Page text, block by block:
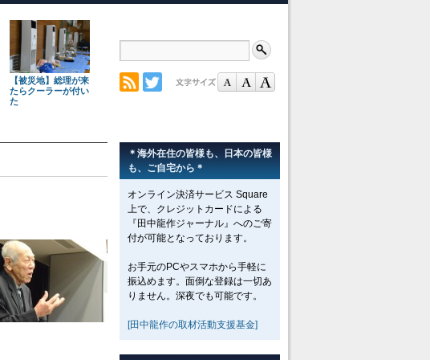
【被災地】総理が来
たらクーラーが付い
た
＊海外在住の皆様も、日本の皆様
も、ご自宅から＊
オンライン決済サービス Square
上で、クレジットカードによる
『田中龍作ジャーナル』へのご寄
付が可能となっております。
お手元のPCやスマホから手軽に
振込めます。面倒な登録は一切あ
りません。深夜でも可能です。
[田中龍作の取材活動支援基金]